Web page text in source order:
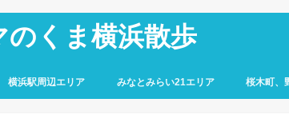
のくま横浜散歩
横浜駅周辺エリア みなとみらい21エリア 桜木町、